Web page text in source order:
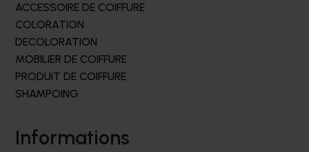
ACCESSOIRE DE COIFFURE
COLORATION
DECOLORATION
MOBILIER DE COIFFURE
PRODUIT DE COIFFURE
SHAMPOING
informations